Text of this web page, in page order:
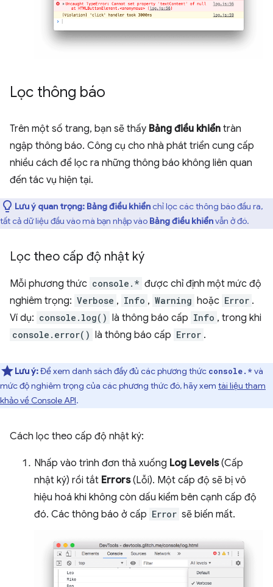
Lọc thông báo
Trên một số trang, bạn sẽ thấy Bảng điều khiển tràn
ngập thông báo. Công cụ cho nhà phát triển cung cấp
nhiều cách để lọc ra những thông báo không liên quan
đến tác vụ hiện tại.
Lưu ý quan trọng: Bảng điều khiểnchỉ lọc các thông báo đầu ra,
tất cả dữ liệu đầu vào mà bạn nhập vào Bảng điều khiểnvẫn ở đó.
Lọc theo cấp độ nhật ký
Mỗi phương thức console.* được chỉ định một mức độ
nghiêm trọng: Verbose , Info , Warning hoặc Error .
Ví dụ: console.log() là thông báo cấp Info , trong khi
console.error() là thông báo cấp Error .
Lưu ý:Để xem danh sách đầy đủ các phương thức console.* và
mức độ nghiêm trọng của các phương thức đó, hãy xem tài liệu tham
khảo về Console API.
Cách lọc theo cấp độ nhật ký:
Nhấp vào trình đơn thả xuống Log Levels(Cấp
nhật ký) rồi tắt Errors(Lỗi). Một cấp độ sẽ bị vô
hiệu hoá khi không còn dấu kiểm bên cạnh cấp độ
đó. Các thông báo ở cấp Error sẽ biến mất.